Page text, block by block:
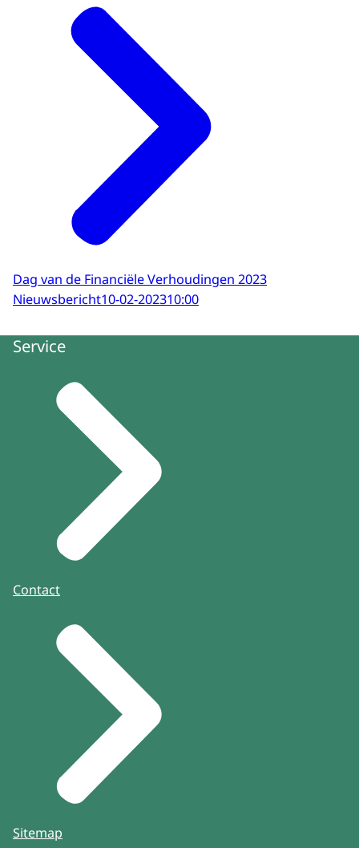
Dag van de Financiële Verhoudingen 2023
Nieuwsbericht10-02-202310:00
Service
Contact
Sitemap